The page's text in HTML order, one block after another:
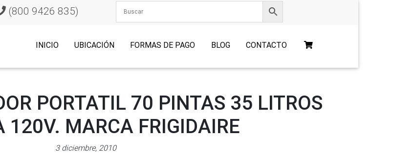
(800 9426 835)
INICIO UBICACIÓN FORMAS DE PAGO BLOG CONTACTO
PORTATIL 70 PINTAS 35 LITROS
120V. MARCA FRIGIDAIRE
3 diciembre, 2010